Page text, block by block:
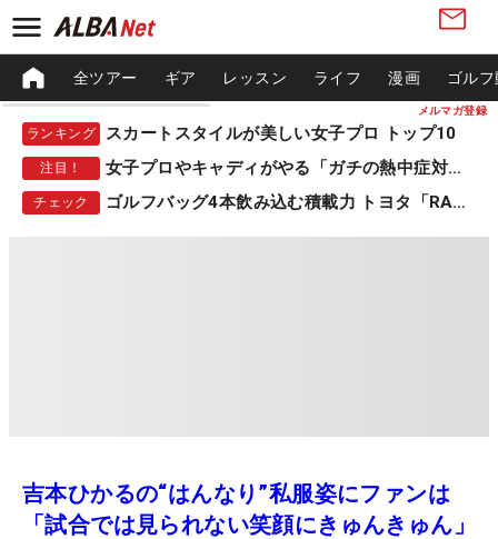
メルマガ登録
全ツアー ギア レッスン ライフ 漫画 ゴル
ランキング スカートスタイルが美しい女子プロ トップ10
注目！ 女子プロやキャディがやる「ガチの熱中症対策」
チェック ゴルフバッグ4本飲み込む積載力 トヨタ「RAV4」
吉本ひかるの“はんなり”私服姿にファンは
「試合では見られない笑顔にきゅんきゅん」